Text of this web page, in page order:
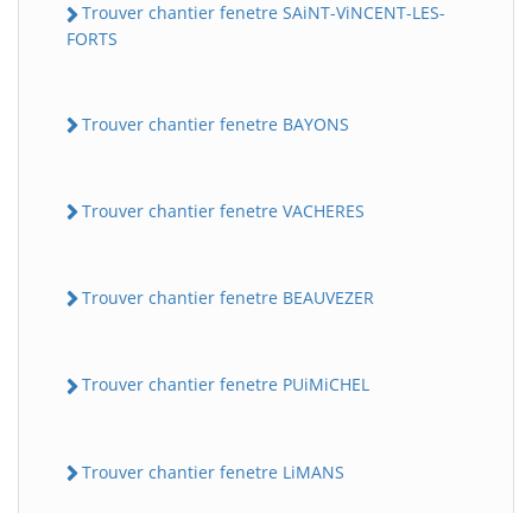
Trouver chantier fenetre SAiNT-ViNCENT-LES-
FORTS
Trouver chantier fenetre BAYONS
Trouver chantier fenetre VACHERES
Trouver chantier fenetre BEAUVEZER
Trouver chantier fenetre PUiMiCHEL
Trouver chantier fenetre LiMANS